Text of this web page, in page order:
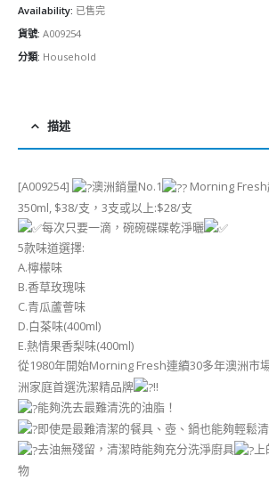
Availability: 已售完
貨號: A009254
分類: Household
描述
[A009254] 澳洲銷量No.1
Morning
350ml, $38/支，3支或以上:$28/支
每次只要一滴，碗碗碟碟乾淨曬
5款味道選擇:
A.檸檬味
B.香草玫瑰味
C.青瓜蘆薈味
D.白茶味(400ml)
E.熱情果香梨味(400ml)
從1980年開始Morning Fresh連續30多年澳洲市
洲家庭首選洗潔精品牌
!!
能夠洗去最難清洗的油脂！
即使是最難清潔的餐具、壺、鍋也能夠輕鬆
去油無殘留，清潔時能夠充分洗淨廚具
物